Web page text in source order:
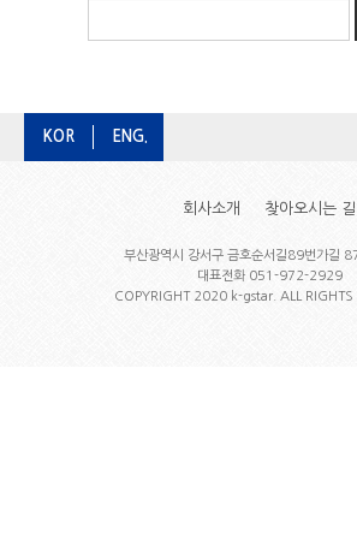
KOR ENG.
회사소개 찾아오시는 길
부산광역시 강서구 금호순서길89번가길
대표전화 051-972-2929
COPYRIGHT 2020 k-gstar. ALL RIGHTS